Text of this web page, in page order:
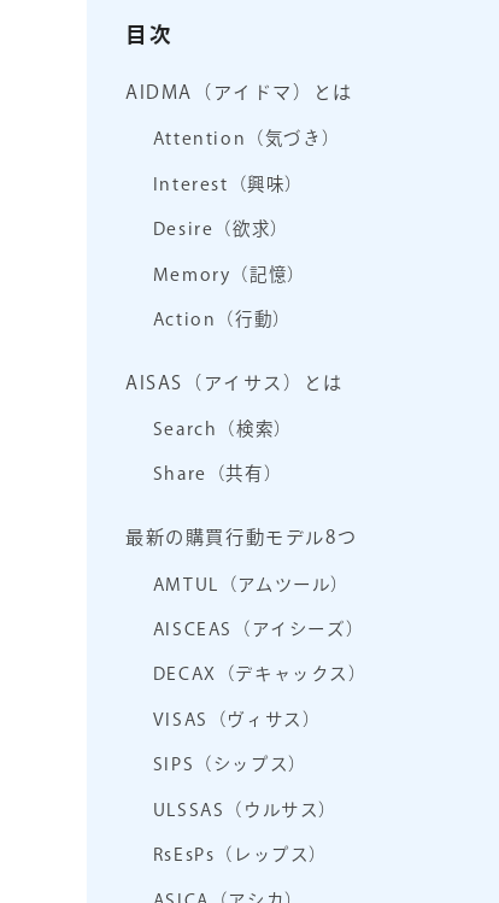
目次
AIDMA（アイドマ）とは
Attention（気づき）
Interest（興味）
Desire（欲求）
Memory（記憶）
Action（行動）
AISAS（アイサス）とは
Search（検索）
Share（共有）
最新の購買行動モデル8つ
AMTUL（アムツール）
AISCEAS（アイシーズ）
DECAX（デキャックス）
VISAS（ヴィサス）
SIPS（シップス）
ULSSAS（ウルサス）
RsEsPs（レップス）